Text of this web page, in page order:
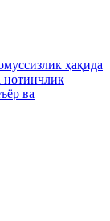
ҳақида
нотинчлик
ва